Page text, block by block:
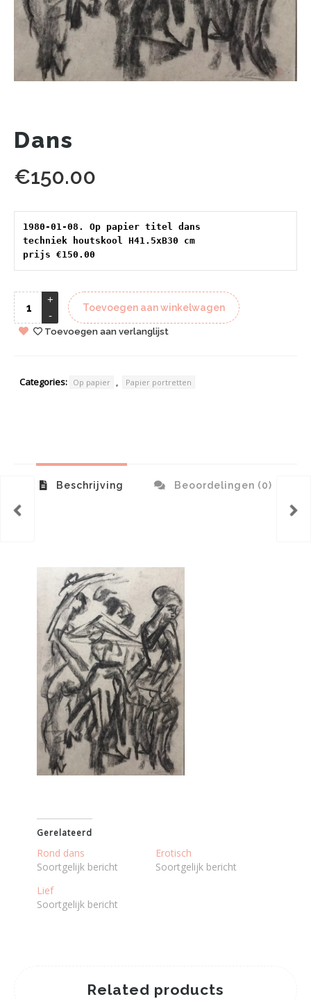
Dans
€150.00
1980-01-08. Op papier titel dans
techniek houtskool H41.5xB30 cm
prijs €150.00
Toevoegen aan winkelwagen
Toevoegen aan verlanglijst
Categories: Op papier , Papier portretten
Beschrijving Beoordelingen (0)
Gerelateerd
Rond dans
Soortgelijk bericht
Erotisch
Soortgelijk bericht
Lief
Soortgelijk bericht
Related products